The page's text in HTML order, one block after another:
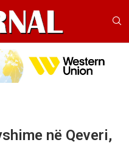
në Qeveri,